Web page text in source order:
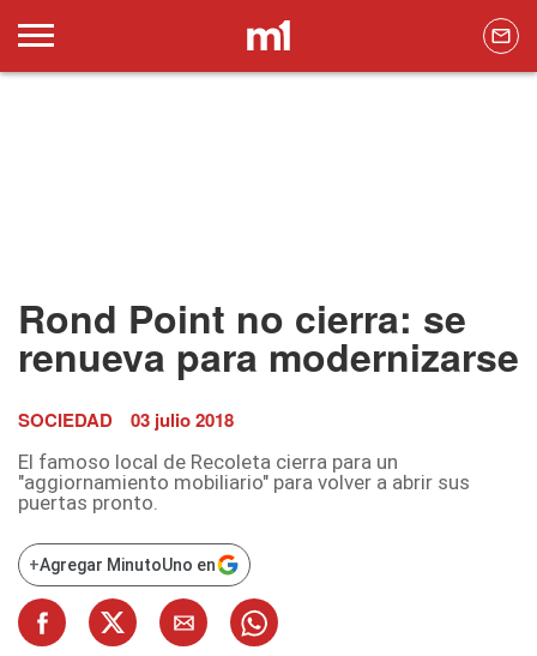
Rond Point no cierra: se
renueva para modernizarse
SOCIEDAD 03 julio 2018
El famoso local de Recoleta cierra para un
"aggiornamiento mobiliario" para volver a abrir sus
puertas pronto.
+Agregar MinutoUno en